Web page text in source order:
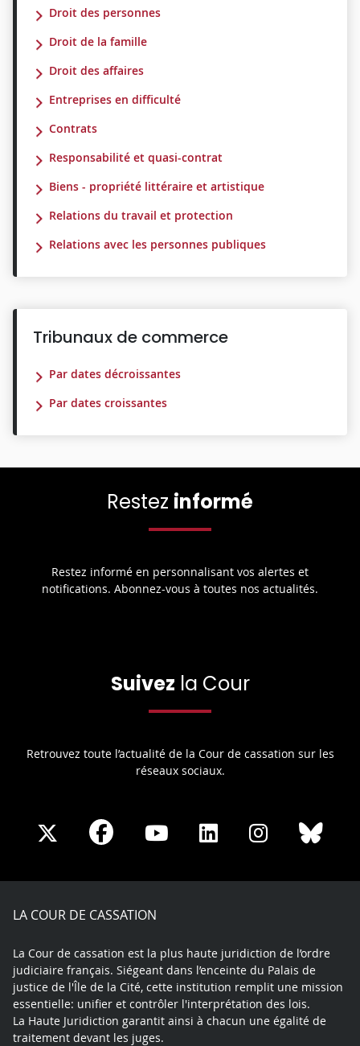
Droit des personnes
Droit de la famille
Droit des affaires
Entreprises en difficulté
Contrats
Responsabilité et quasi-contrat
Biens - propriété littéraire et artistique
Relations du travail et protection
Relations avec les personnes publiques
Tribunaux de commerce
Par dates décroissantes
Par dates croissantes
Restez informé
Restez informé en personnalisant vos alertes et
notifications. Abonnez-vous à toutes nos actualités.
Suivez la Cour
Retrouvez toute l’actualité de la Cour de cassation sur les
réseaux sociaux.
Share
X
Share
Facebook
Share
Youtube
Share
LinkedIn
Share
Instagram
LA COUR DE CASSATION
La Cour de cassation est la plus haute juridiction de l’ordre
judiciaire français. Siégeant dans l’enceinte du Palais de
justice de l'Île de la Cité, cette institution remplit une mission
essentielle: unifier et contrôler l'interprétation des lois.
La Haute Juridiction garantit ainsi à chacun une égalité de
traitement devant les juges.